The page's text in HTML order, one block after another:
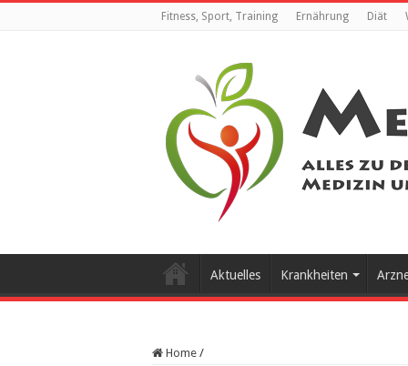
Fitness, Sport, Training Ernährung Diät
Aktuelles Krankheiten
Home /